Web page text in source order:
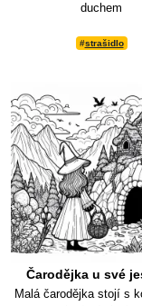
duchem
#strašidlo
Čarodějka u své
Malá čarodějka stojí s